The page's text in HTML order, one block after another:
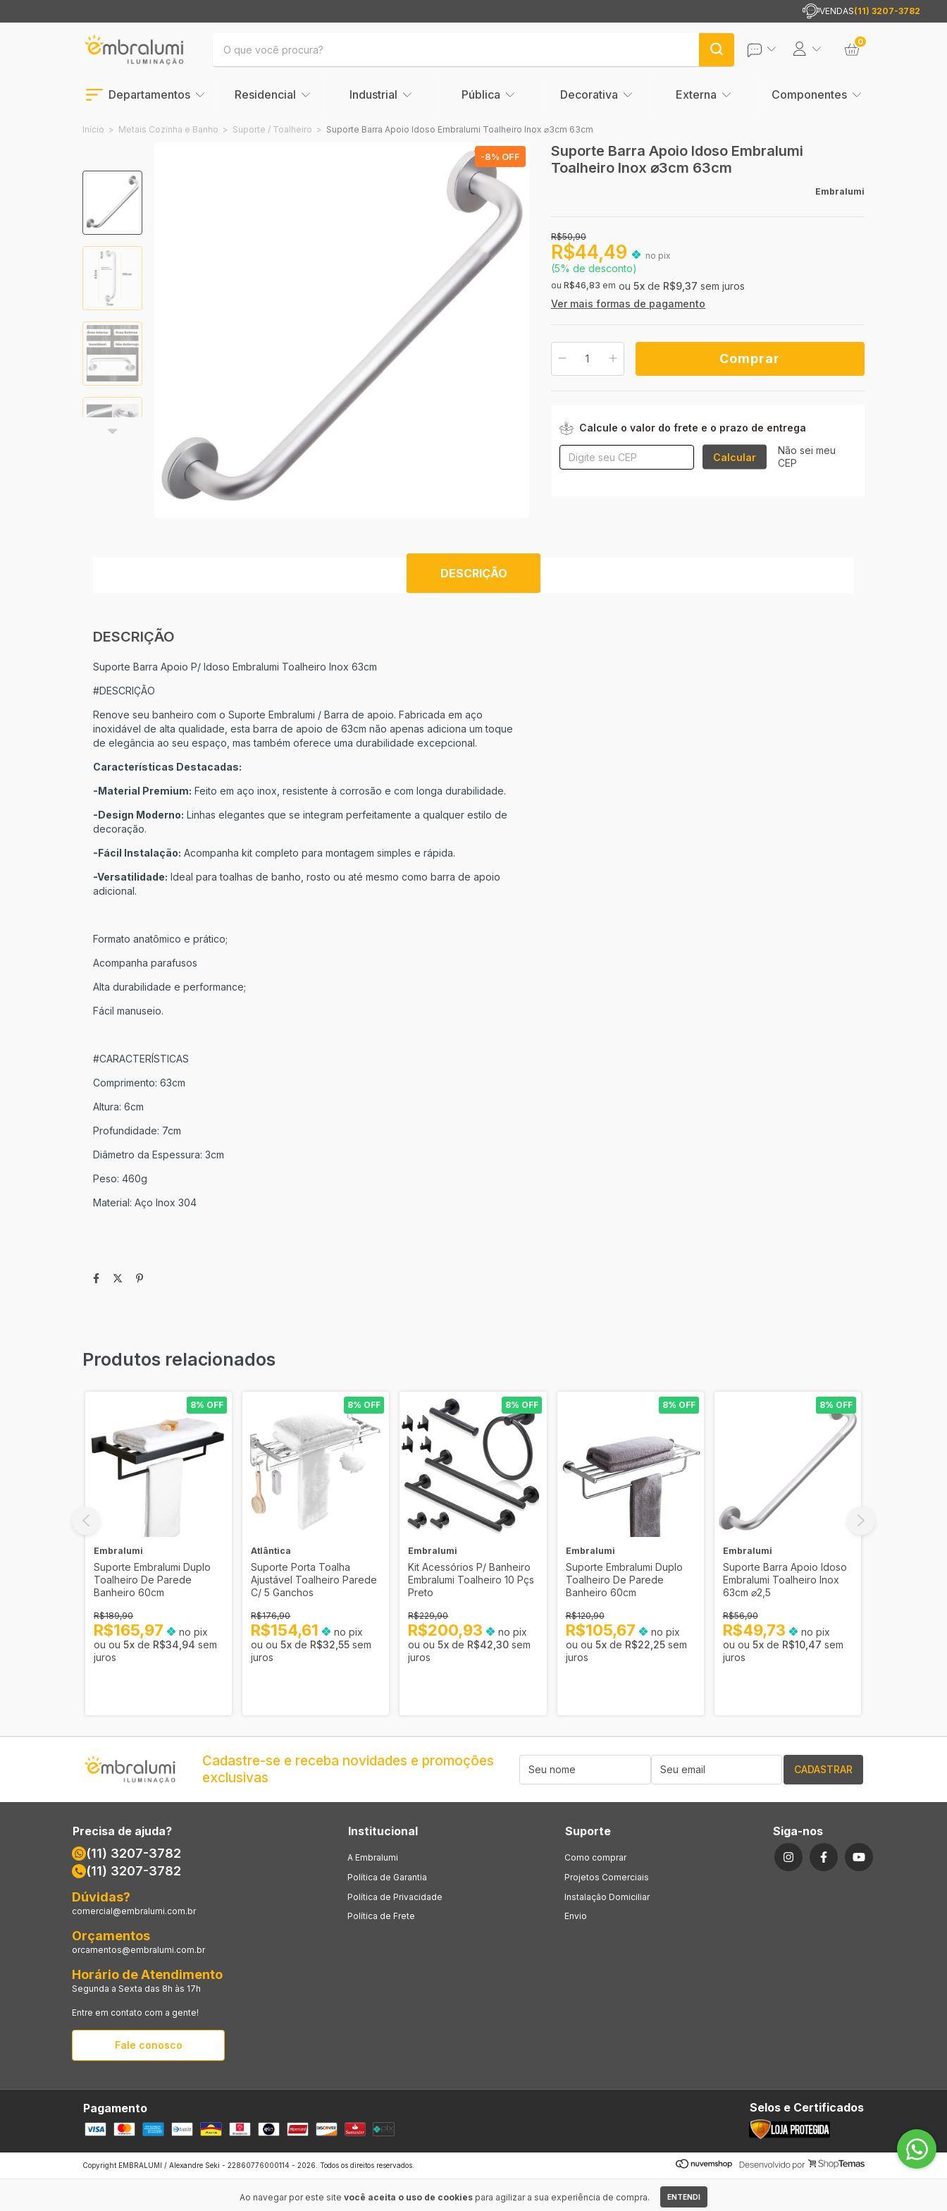
VENDAS(11) 3207-3782
0
Departamentos Residencial Industrial Pública Decorativa Externa Componentes
Ao navegar por este site você aceita o uso de cookies para agilizar a sua experiência de compra. ENTENDI
Início > Metais Cozinha e Banho > Suporte / Toalheiro > Suporte Barra Apoio Idoso Embralumi Toalheiro Inox ⌀3cm 63cm
-8% OFF
Suporte Barra Apoio Idoso Embralumi
Toalheiro Inox ⌀3cm 63cm
Embralumi
R$50,90
R$44,49 no pix
(5% de desconto)
ou R$46,83 em 5x de R$9,37 sem juros
Ver mais formas de pagamento
Calcule o valor do frete e o prazo de entrega
Calcular
Não sei meu
CEP
DESCRIÇÃO
DESCRIÇÃO
Suporte Barra Apoio P/ Idoso Embralumi Toalheiro Inox 63cm
#DESCRIÇÃO
Renove seu banheiro com o Suporte Embralumi / Barra de apoio. Fabricada em aço
inoxidável de alta qualidade, esta barra de apoio de 63cm não apenas adiciona um toque
de elegância ao seu espaço, mas também oferece uma durabilidade excepcional.
Características Destacadas:
-Material Premium: Feito em aço inox, resistente à corrosão e com longa durabilidade.
-Design Moderno: Linhas elegantes que se integram perfeitamente a qualquer estilo de
decoração.
-Fácil Instalação: Acompanha kit completo para montagem simples e rápida.
-Versatilidade: Ideal para toalhas de banho, rosto ou até mesmo como barra de apoio
adicional.
Formato anatômico e prático;
Acompanha parafusos
Alta durabilidade e performance;
Fácil manuseio.
#CARACTERÍSTICAS
Comprimento: 63cm
Altura: 6cm
Profundidade: 7cm
Diâmetro da Espessura: 3cm
Peso: 460g
Material: Aço Inox 304
Produtos relacionados
8% OFF
Embralumi
Suporte Embralumi Duplo
Toalheiro De Parede
Banheiro 60cm
R$189,90
R$165,97
no pix
5x de R$34,94 sem
juros
8% OFF
Atlântica
Suporte Porta Toalha
Ajustável Toalheiro Parede
C/ 5 Ganchos
R$176,90
R$154,61
no pix
5xde R$32,55 sem
juros
8% OFF
Embralumi
Kit Acessórios P/ Banheiro
Embralumi Toalheiro 10 Pçs
Preto
R$229,90
R$200,93
no pix
5xde R$42,30 sem
juros
8% OFF
Embralumi
Suporte Embralumi Duplo
Toalheiro De Parede
Banheiro 60cm
R$120,90
R$105,67
no pix
5x de R$22,25 sem
juros
8% OFF
Embralumi
Suporte Barra Apoio Idoso
Embralumi Toalheiro Inox
63cm ⌀2,5
R$56,90
R$49,73
no pix
5x de R$10,47 sem
juros
Cadastre-se e receba novidades e promoções
exclusivas
Precisa de ajuda?
(11) 3207-3782
(11) 3207-3782
Dúvidas?
comercial@embralumi.com.br
Orçamentos
orcamentos@embralumi.com.br
Horário de Atendimento
Segunda a Sexta das 8h às 17h
Entre em contato com a gente!
Fale conosco
Institucional
A Embralumi
Política de Garantia
Política de Privacidade
Política de Frete
Suporte
Como comprar
Projetos Comerciais
Instalação Domiciliar
Envio
Siga-nos
Pagamento Selos e Certificados
Copyright EMBRALUMI / Alexandre Seki - 22860776000114 - 2026. Todos os direitos reservados.